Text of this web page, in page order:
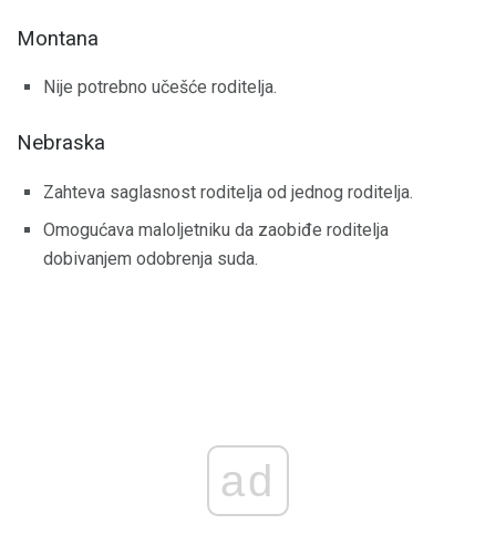
Montana
Nije potrebno učešće roditelja.
Nebraska
Zahteva saglasnost roditelja od jednog roditelja.
Omogućava maloljetniku da zaobiđe roditelja
dobivanjem odobrenja suda.
ad